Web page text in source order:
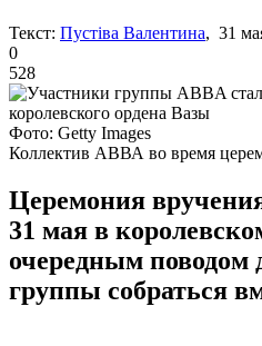
Текст: Пустіва Валентина, 31
0
528
Фото: Getty Images
Коллектив АВВА во время
Церемония
31 мая в
очередным поводом
группы собраться